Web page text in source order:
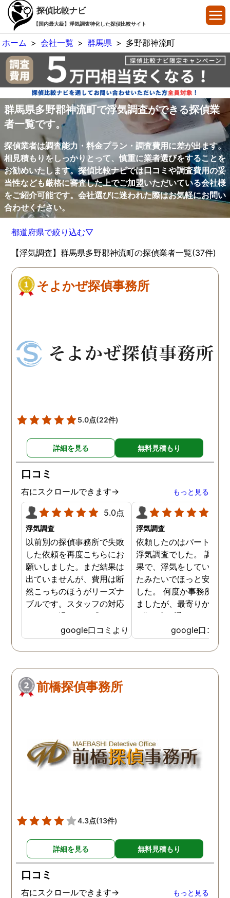
探偵比較ナビ
【国内最大級】浮気調査特化した探偵比較サイト
ホーム > 会社一覧 > 群馬県 > 多野郡神流町
群馬県多野郡神流町で浮気調査ができる探偵業
者一覧です。
探偵業者は調査能力・料金プラン・調査費用に差が出ます。
相見積もりをしっかりとって、慎重に業者選びをすることを
お勧めいたします。探偵比較ナビでは口コミや調査費用の妥
当性なども厳格に審査した上でご加盟いただいている会社様
をご紹介可能です。会社選びに迷われた際はお気軽にお問い
合わせください。
都道府県で絞り込む▽
【浮気調査】群馬県多野郡神流町の探偵業者一覧(37件)
そよかぜ探偵事務所
5.0点(22件)
詳細を見る 無料見積もり
口コミ
右にスクロールできます→ もっと見る
5.0点
浮気調査
以前別の探偵事務所で失敗
した依頼を再度こちらにお
願いしました。まだ結果は
出ていませんが、費用は断
然こっちのほうがリーズナ
ブルです。スタッフの対応
なんかも温かみを感じま
す。はじめからこちらにす
ればよかったです😢 …
google口コミより
浮気調査
依頼したのはパートナー
浮気調査でした。 調査
果で、浮気をしていなか
たみたいでほっと安心し
した。 何度か事務所に
ましたが、最寄りから徒
3分程度で通いやすかっ
google口コミ
前橋探偵事務所
4.3点(13件)
詳細を見る 無料見積もり
口コミ
右にスクロールできます→ もっと見る